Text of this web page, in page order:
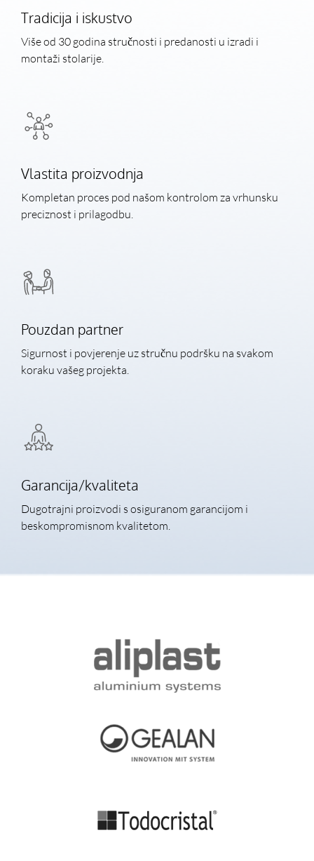
Tradicija i iskustvo
Više od 30 godina stručnosti i predanosti u izradi i
montaži stolarije.
Vlastita proizvodnja
Kompletan proces pod našom kontrolom za vrhunsku
preciznost i prilagodbu.
Pouzdan partner
Sigurnost i povjerenje uz stručnu podršku na svakom
koraku vašeg projekta.
Garancija/kvaliteta
Dugotrajni proizvodi s osiguranom garancijom i
beskompromisnom kvalitetom.